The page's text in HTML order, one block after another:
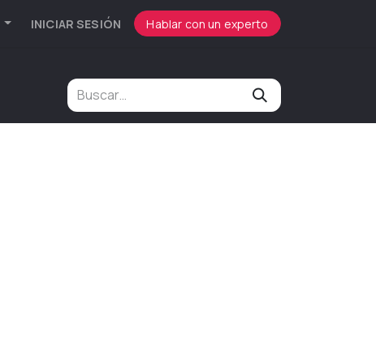
INICIAR SESIÓN Hablar con un experto